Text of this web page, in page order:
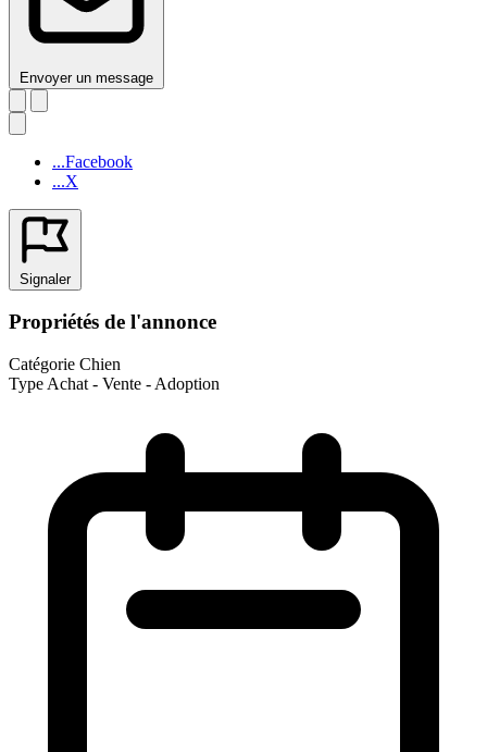
Envoyer un message
...Facebook
...X
Signaler
Propriétés de l'annonce
Catégorie Chien
Type Achat - Vente - Adoption